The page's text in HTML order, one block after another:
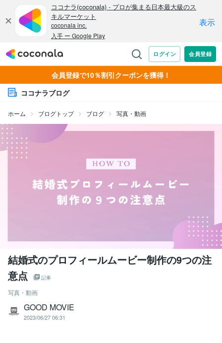
会員登録で10％割引クーポンを獲得！
ココナラブログ
ホーム ブログトップ ブログ 写真・動画
結婚式のプロフィールムービー制作の9つの注
意点
記事
写真・動画
GOOD MOVIE
2023/06/27 06:31